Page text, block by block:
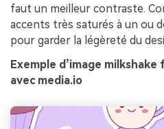
faut un meilleur contraste.
accents très saturés à un ou
pour garder la légèreté du
Exemple d’image
avec media.io